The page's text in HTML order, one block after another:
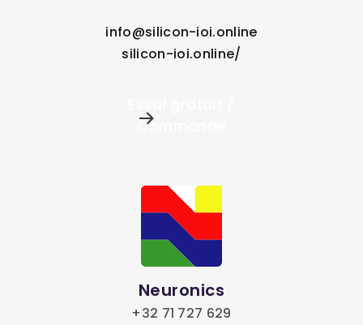
info@silicon-ioi.online
silicon-ioi.online/
Commande
Neuronics
+32 71 727 629